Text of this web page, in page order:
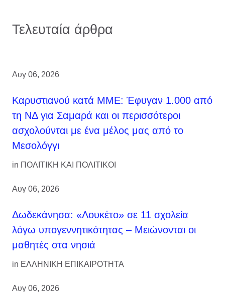
Τελευταία άρθρα
Αυγ 06, 2026
Καρυστιανού κατά ΜΜΕ: Έφυγαν 1.000 από
τη ΝΔ για Σαμαρά και οι περισσότεροι
ασχολούνται με ένα μέλος μας από το
Μεσολόγγι
in ΠΟΛΙΤΙΚΗ ΚΑΙ ΠΟΛΙΤΙΚΟΙ
Αυγ 06, 2026
Δωδεκάνησα: «Λουκέτο» σε 11 σχολεία
λόγω υπογεννητικότητας – Μειώνονται οι
μαθητές στα νησιά
in ΕΛΛΗΝΙΚΗ ΕΠΙΚΑΙΡΟΤΗΤΑ
Αυγ 06, 2026